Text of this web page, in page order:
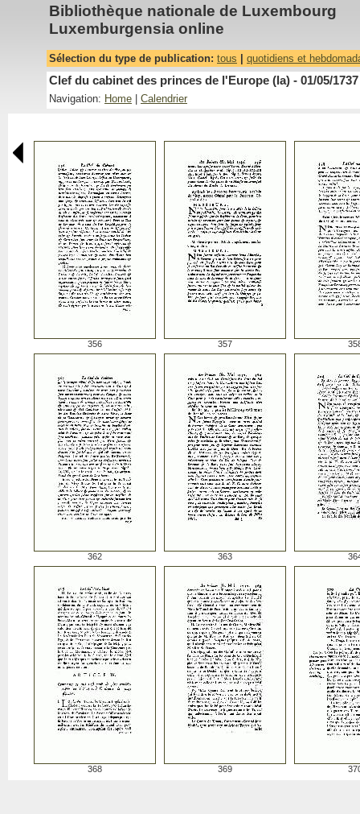
Bibliothèque nationale de Luxembourg
Luxemburgensia online
Sélection du type de publication: tous quotidiens et
Clef du cabinet des princes de l'Europe (la) - 01/05/1737
Navigation: Home Calendrier
356 357
362 363
368 369